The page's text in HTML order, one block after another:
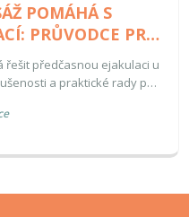
POMÁHÁ S
PRŮVODCE PRO
řešit předčasnou ejakulaci u
a praktické rady pro